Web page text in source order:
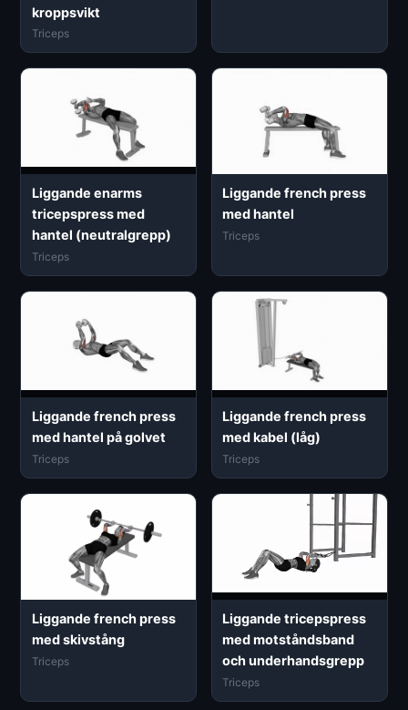
kroppsvikt
Triceps
Liggande enarms
tricepspress med
hantel (neutralgrepp)
Triceps
Liggande french press
med hantel
Triceps
Liggande french press
med hantel på golvet
Triceps
Liggande french press
med kabel (låg)
Triceps
Liggande french press
med skivstång
Triceps
Liggande tricepspress
med motståndsband
och underhandsgrepp
Triceps